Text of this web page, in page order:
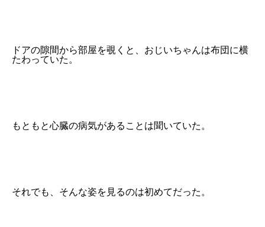
ドアの隙間から部屋を覗くと、おじいちゃんは布団に横
たわっていた。
もともと心臓の病気があることは聞いていた。
それでも、そんな姿を見るのは初めてだった。